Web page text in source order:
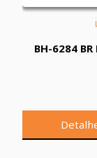
BH-6284